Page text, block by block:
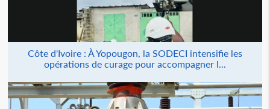
Côte d'Ivoire : À Yopougon, la SODECI intensifie les
opérations de curage pour accompagner l...